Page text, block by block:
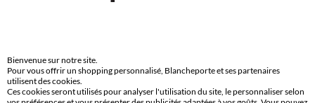
Service clients
par chat et par téléphone
de 8h00 à 20h00 du lundi au samedi
Bienvenue sur notre site.
Pour vous offrir un shopping personnalisé, Blancheporte et ses partenaires
utilisent des cookies.
Ces cookies seront utilisés pour analyser l'utilisation du site, le personnaliser selon